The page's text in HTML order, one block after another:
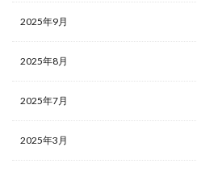
2025年9月
2025年8月
2025年7月
2025年3月